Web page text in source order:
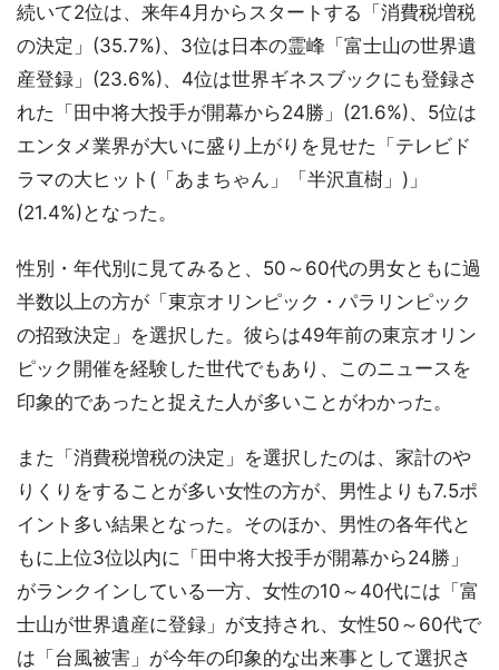
続いて2位は、来年4月からスタートする「消費税増税
の決定」(35.7%)、3位は日本の霊峰「富士山の世界遺
産登録」(23.6%)、4位は世界ギネスブックにも登録さ
れた「田中将大投手が開幕から24勝」(21.6%)、5位は
エンタメ業界が大いに盛り上がりを見せた「テレビド
ラマの大ヒット(「あまちゃん」「半沢直樹」)」
(21.4%)となった。
性別・年代別に見てみると、50～60代の男女ともに過
半数以上の方が「東京オリンピック・パラリンピック
の招致決定」を選択した。彼らは49年前の東京オリン
ピック開催を経験した世代でもあり、このニュースを
印象的であったと捉えた人が多いことがわかった。
また「消費税増税の決定」を選択したのは、家計のや
りくりをすることが多い女性の方が、男性よりも7.5ポ
イント多い結果となった。そのほか、男性の各年代と
もに上位3位以内に「田中将大投手が開幕から24勝」
がランクインしている一方、女性の10～40代には「富
士山が世界遺産に登録」が支持され、女性50～60代で
は「台風被害」が今年の印象的な出来事として選択さ